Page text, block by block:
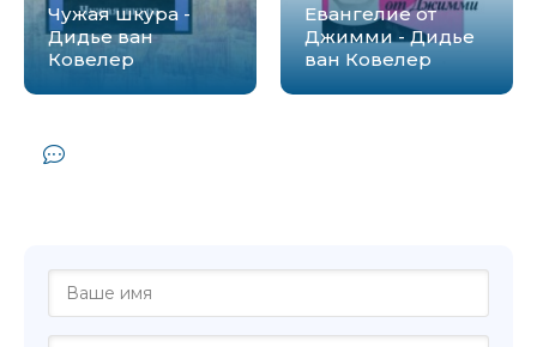
Чужая шкура -
Дидье ван
Ковелер
Евангелие от
Джимми - Дидье
ван Ковелер